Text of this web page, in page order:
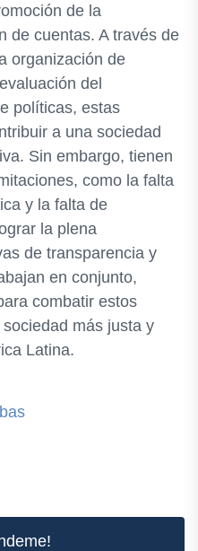
de la
de cuentas. A través de
organización de
del
políticas, estas
a una sociedad
Sin embargo, tienen
como la falta
y la falta de
la plena
de transparencia y
en conjunto,
combatir estos
más justa y
Latina.